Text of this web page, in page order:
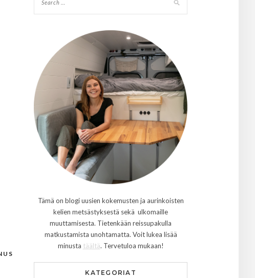
Tämä on blogi uusien kokemusten ja aurinkoisten
kelien metsästyksestä sekä ulkomaille
muuttamisesta. Tietenkään reissupakulla
matkustamista unohtamatta. Voit lukea lisää
minusta täältä. Tervetuloa mukaan!
KATEGORIAT